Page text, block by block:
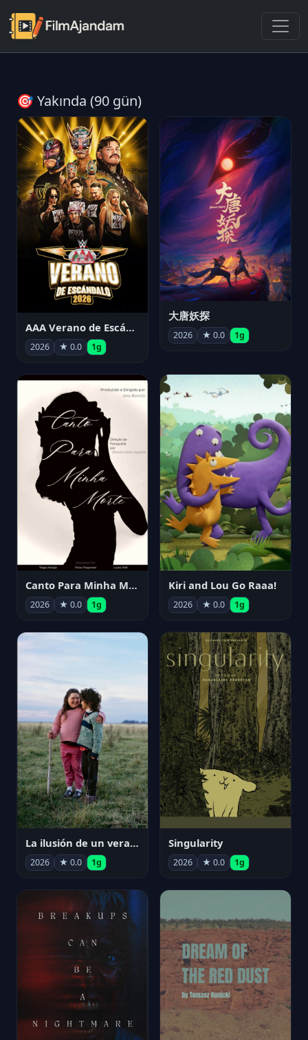
🎯 Yakında (90 gün)
AAA Verano de Escándalo 2026 - Week 3
2026 ★ 0.0 1g
大唐妖探
2026 ★ 0.0 1g
Canto Para Minha Morte
2026 ★ 0.0 1g
Kiri and Lou Go Raaa!
2026 ★ 0.0 1g
La ilusión de un verano sin fin
2026 ★ 0.0 1g
Singularity
2026 ★ 0.0 1g